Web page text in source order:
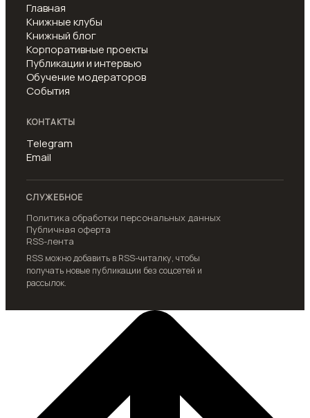
Главная
Книжные клубы
Книжный блог
Корпоративные проекты
Публикации и интервью
Обучение модераторов
События
КОНТАКТЫ
Telegram
Email
СЛУЖЕБНОЕ
Политика обработки персональных данных
Публичная оферта
RSS-лента
RSS можно добавить в RSS-читалку, чтобы
получать новые публикации без соцсетей и
рассылок.